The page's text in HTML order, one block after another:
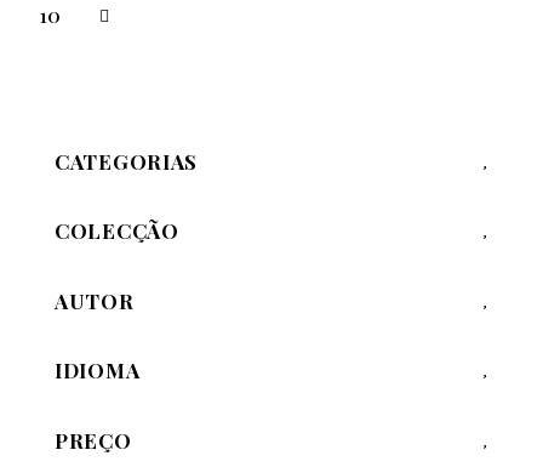
10
CATEGORIAS
COLECÇÃO
AUTOR
IDIOMA
PREÇO